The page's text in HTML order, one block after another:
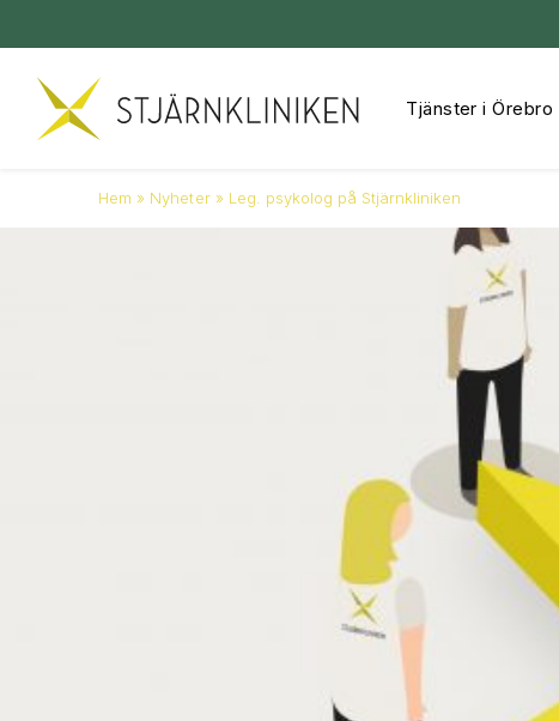
Hoppa
Tjänster i Örebro
Hem » Nyheter» Leg. psykolog på Stjärnkliniken